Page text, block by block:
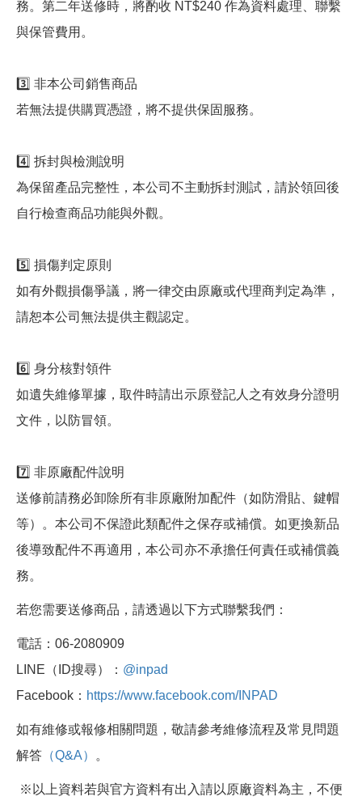
務。第二年送修時，將酌收 NT$240 作為資料處理、聯繫
與保管費用。
3️⃣ 非本公司銷售商品
若無法提供購買憑證，將不提供保固服務。
4️⃣ 拆封與檢測說明
為保留產品完整性，本公司不主動拆封測試，請於領回後
自行檢查商品功能與外觀。
5️⃣ 損傷判定原則
如有外觀損傷爭議，將一律交由原廠或代理商判定為準，
請恕本公司無法提供主觀認定。
6️⃣ 身分核對領件
如遺失維修單據，取件時請出示原登記人之有效身分證明
文件，以防冒領。
7️⃣ 非原廠配件說明
送修前請務必卸除所有非原廠附加配件（如防滑貼、鍵帽
等）。本公司不保證此類配件之保存或補償。如更換新品
後導致配件不再適用，本公司亦不承擔任何責任或補償義
務。
若您需要送修商品，請透過以下方式聯繫我們：
電話：06-2080909
LINE（ID搜尋）： @inpad
Facebook： https://www.facebook.com/INPAD
如有維修或報修相關問題，敬請參考維修流程及常見問題
解答 （Q&A） 。
※以上資料若與官方資料有出入請以原廠資料為主，不便